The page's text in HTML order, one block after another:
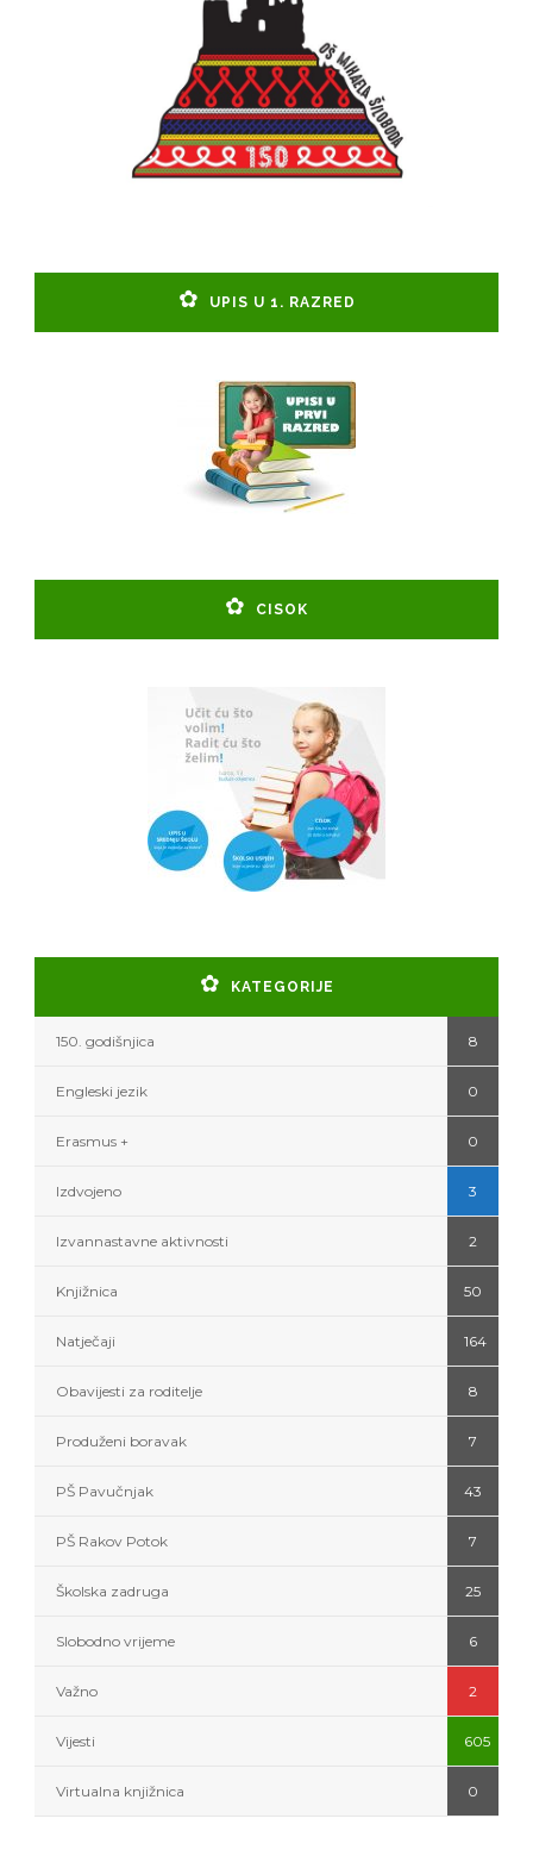
UPIS U 1. RAZRED
CISOK
KATEGORIJE
150. godišnjica 8
Engleski jezik 0
Erasmus + 0
Izdvojeno 3
Izvannastavne aktivnosti 2
Knjižnica 50
Natječaji 164
Obavijesti za roditelje 8
Produženi boravak 7
PŠ Pavučnjak 43
PŠ Rakov Potok 7
Školska zadruga 25
Slobodno vrijeme 6
Važno 2
Vijesti 605
Virtualna knjižnica 0